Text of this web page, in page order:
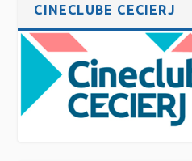
CINECLUBE CECIERJ